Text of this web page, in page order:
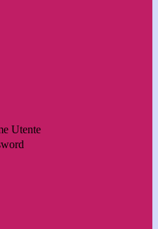
Utente